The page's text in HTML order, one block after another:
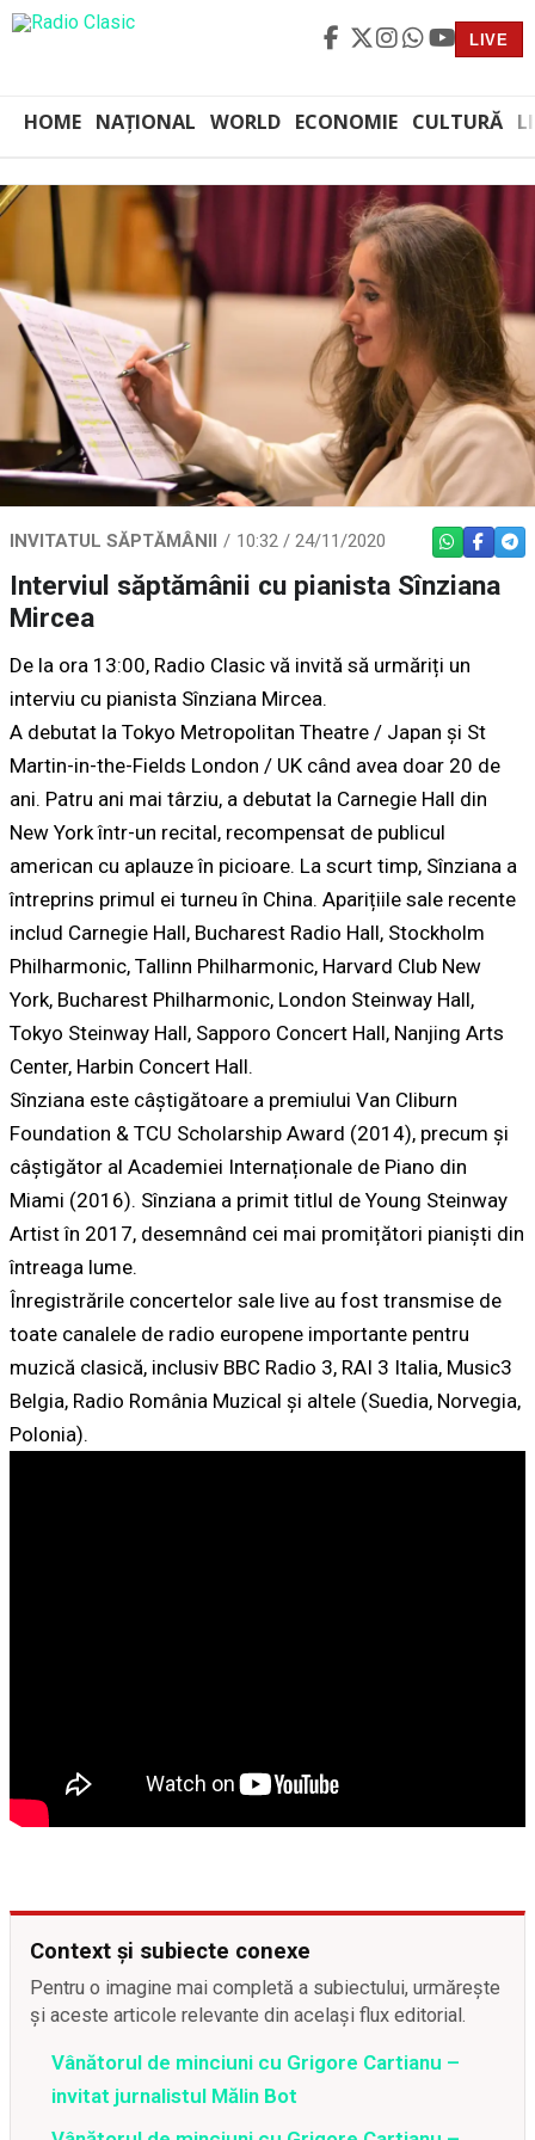
LIVE
HOME NAȚIONAL WORLD ECONOMIE CULTURĂ
INVITATUL SĂPTĂMÂNII 10:32 / 24/11/2020 WHATSAPP
Interviul săptămânii cu pianista Sînziana
Mircea
De la ora 13:00, Radio Clasic vă invită să urmăriți un
interviu cu pianista Sînziana Mircea.
A debutat la Tokyo Metropolitan Theatre / Japan și St
Martin-in-the-Fields London / UK când avea doar 20 de
ani. Patru ani mai târziu, a debutat la Carnegie Hall din
New York într-un recital, recompensat de publicul
american cu aplauze în picioare. La scurt timp, Sînziana a
întreprins primul ei turneu în China. Aparițiile sale recente
includ Carnegie Hall, Bucharest Radio Hall, Stockholm
Philharmonic, Tallinn Philharmonic, Harvard Club New
York, Bucharest Philharmonic, London Steinway Hall,
Tokyo Steinway Hall, Sapporo Concert Hall, Nanjing Arts
Center, Harbin Concert Hall.
Sînziana este câștigătoare a premiului Van Cliburn
Foundation & TCU Scholarship Award (2014), precum și
câștigător al Academiei Internaționale de Piano din
Miami (2016). Sînziana a primit titlul de Young Steinway
Artist în 2017, desemnând cei mai promițători pianiști din
întreaga lume.
Înregistrările concertelor sale live au fost transmise de
toate canalele de radio europene importante pentru
muzică clasică, inclusiv BBC Radio 3, RAI 3 Italia, Music3
Belgia, Radio România Muzical și altele (Suedia, Norvegia,
Polonia).
Context și subiecte conexe
Pentru o imagine mai completă a subiectului, urmărește
și aceste articole relevante din același flux editorial.
Vânătorul de minciuni cu Grigore Cartianu –
invitat jurnalistul Mălin Bot